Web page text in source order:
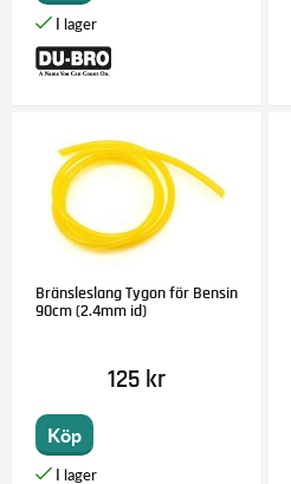
Bränsleslang Tygon för Bensin
90cm (2.4mm id)
125 kr
Köp